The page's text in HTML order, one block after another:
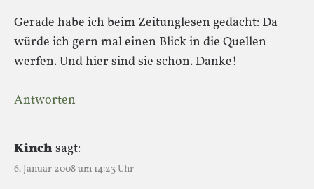
Gerade habe ich beim Zeitunglesen gedacht: Da
würde ich gern mal einen Blick in die Quellen
werfen. Und hier sind sie schon. Danke!
Antworten
Kinch sagt:
6. Januar 2008 um 14:23 Uhr